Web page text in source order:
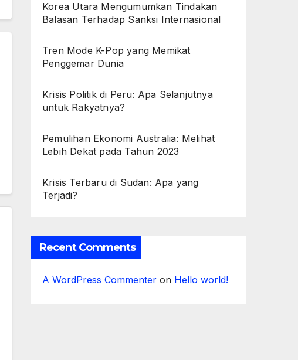
Korea Utara Mengumumkan Tindakan
Balasan Terhadap Sanksi Internasional
Tren Mode K-Pop yang Memikat
Penggemar Dunia
Krisis Politik di Peru: Apa Selanjutnya
untuk Rakyatnya?
Pemulihan Ekonomi Australia: Melihat
Lebih Dekat pada Tahun 2023
Krisis Terbaru di Sudan: Apa yang
Terjadi?
Recent Comments
A WordPress Commenter on Hello world!